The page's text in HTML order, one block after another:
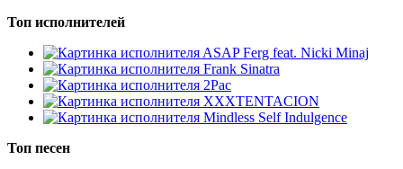
Топ исполнителей
ASAP Ferg feat. Nicki Minaj
Frank Sinatra
2Pac
XXXTENTACION
Mindless Self Indulgence
Топ песен